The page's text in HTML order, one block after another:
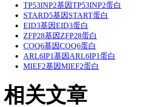
TP53INP2基因TP53INP2蛋白
STARD5基因START蛋白
EID3基因EID3蛋白
ZFP28基因ZFP28蛋白
COQ6基因COQ6蛋白
ARL6IP1基因ARL6IP1蛋白
MIEF2基因MIEF2蛋白
相关文章